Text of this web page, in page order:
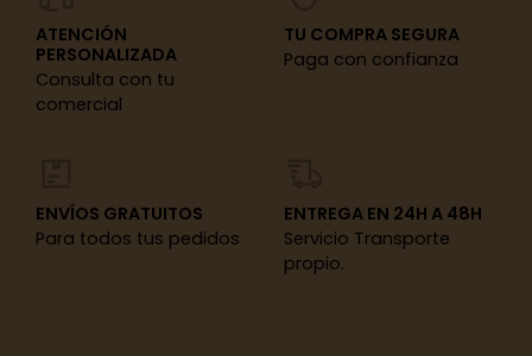
ATENCIÓN
PERSONALIZADA
Consulta con tu
comercial
TU COMPRA SEGURA
Paga con confianza
ENVÍOS GRATUITOS
Para todos tus pedidos
ENTREGA EN 24H A 48H
Servicio Transporte
propio.